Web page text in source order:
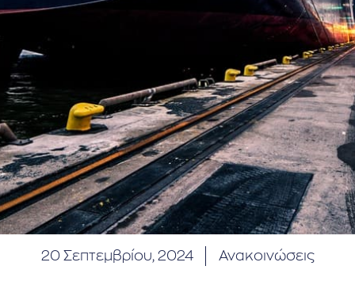
20 Σεπτεμβρίου, 2024 Ανακοινώσεις